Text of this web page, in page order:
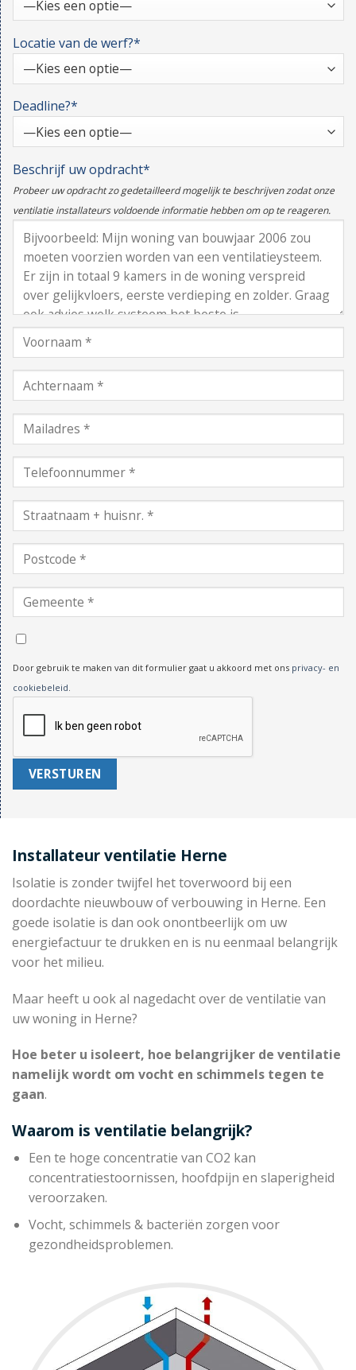
Locatie van de werf?*
Deadline?*
Beschrijf uw opdracht*
Probeer uw opdracht zo gedetailleerd mogelijk te beschrijven zodat onze
ventilatie installateurs voldoende informatie hebben om op te reageren.
Door gebruik te maken van dit formulier gaat u akkoord met ons privacy- en
cookiebeleid
Installateur ventilatie Herne
Isolatie is zonder twijfel het toverwoord bij een
doordachte nieuwbouw of verbouwing in Herne. Een
goede isolatie is dan ook onontbeerlijk om uw
energiefactuur te drukken en is nu eenmaal belangrijk
voor het milieu.
Maar heeft u ook al nagedacht over de ventilatie van
uw woning in Herne?
Hoe beter u isoleert, hoe belangrijker de ventilatie
namelijk wordt om vocht en schimmels tegen te
gaan.
Waarom is ventilatie belangrijk?
Een te hoge concentratie van CO2 kan
concentratiestoornissen, hoofdpijn en slaperigheid
veroorzaken.
Vocht, schimmels & bacteriën zorgen voor
gezondheidsproblemen.